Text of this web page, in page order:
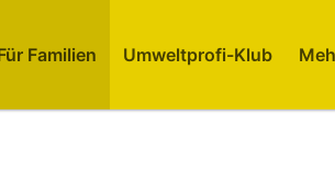
Familien Umweltprofi-Klub